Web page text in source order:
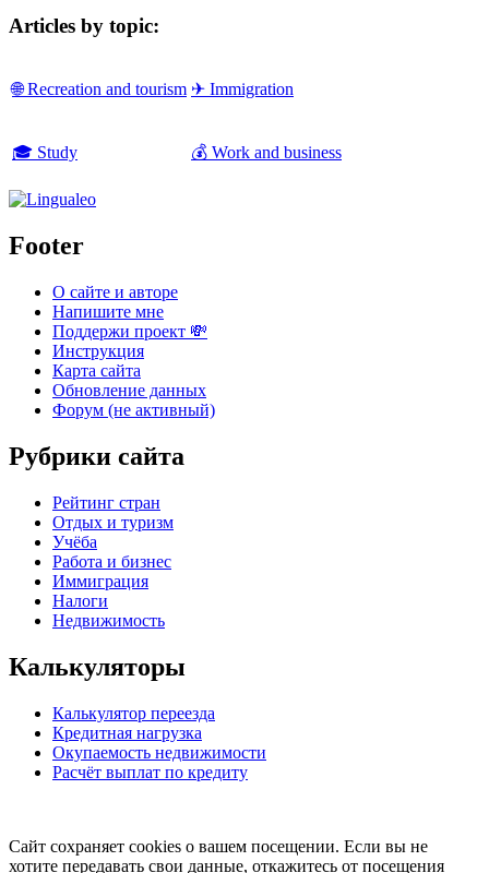
Articles by topic:
🌐 Recreation and tourism ✈ Immigration
🎓 Study 💰 Work and business
Footer
О сайте и авторе
Напишите мне
Поддержи проект 💸
Инструкция
Карта сайта
Обновление данных
Форум (не активный)
Рубрики сайта
Рейтинг стран
Отдых и туризм
Учёба
Работа и бизнес
Иммиграция
Налоги
Недвижимость
Калькуляторы
Калькулятор переезда
Кредитная нагрузка
Окупаемость недвижимости
Расчёт выплат по кредиту
Сайт сохраняет cookies о вашем посещении. Если вы не
хотите передавать свои данные, откажитесь от посещения